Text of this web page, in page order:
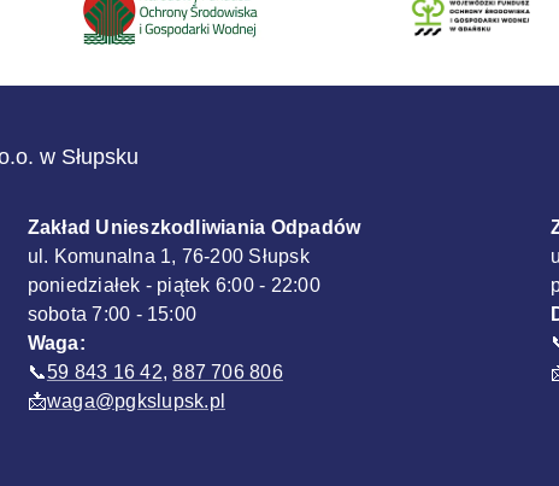
w Słupsku
Zakład Unieszkodliwiania Odpadów
ul. Komunalna 1, 76-200 Słupsk
poniedziałek - piątek 6:00 - 22:00
sobota 7:00 - 15:00
Waga:
📞59 843 16 42,887 706 806
📩waga@pgkslupsk.pl